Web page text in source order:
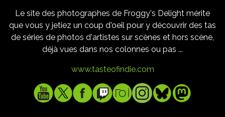
Le site des photographes de Froggy's Delight mérite
que vous y jetiez un coup d'oeil pour y découvrir des tas
de séries de photos d'artistes sur scènes et hors scène,
déjà vues dans nos colonnes ou pas ...
www.tasteofindie.com